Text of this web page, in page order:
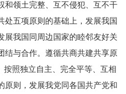
和领土完整、互不侵犯、互不干
处五项原则的基础上，发展我国
展我国同周边国家的睦邻友好关
结与合作。遵循共商共建共享原
按照独立自主、完全平等、互相
原则，发展我党同各国共产党和